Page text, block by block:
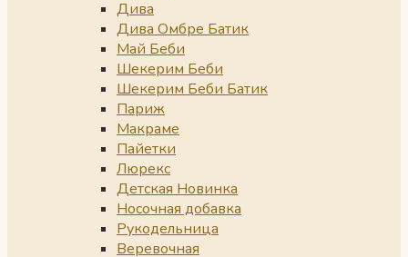
Дива
Дива Омбре Батик
Май Беби
Шекерим Беби
Шекерим Беби Батик
Париж
Макраме
Пайетки
Люрекс
Детская Новинка
Носочная добавка
Рукодельница
Веревочная